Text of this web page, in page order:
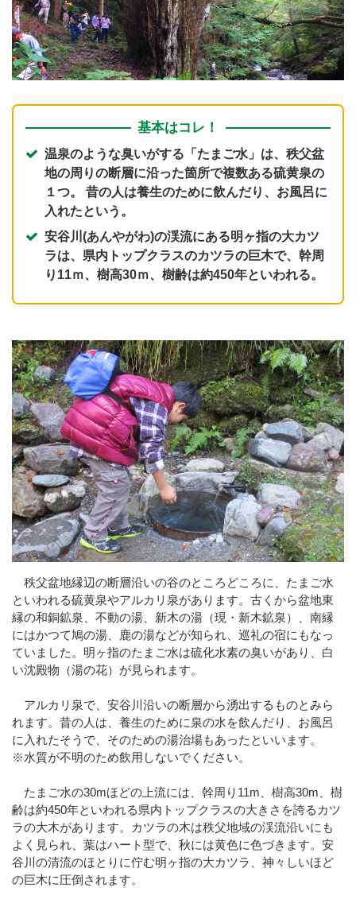
基本はコレ！
温泉のような臭いがする「たまご水」は、秩父盆
地の周りの断層に沿った箇所で複数ある硫黄泉の
１つ。 昔の人は養生のために飲んだり、お風呂に
入れたという。
安谷川(あんやがわ)の渓流にある明ヶ指の大カツ
ラは、県内トップクラスのカツラの巨木で、幹周
り11ｍ、樹高30ｍ、樹齢は約450年といわれる。
秩父盆地縁辺の断層沿いの谷のところどころに、たまご水
といわれる硫黄泉やアルカリ泉があります。古くから盆地東
縁の和銅鉱泉、不動の湯、新木の湯（現・新木鉱泉）、南縁
にはかつて鳩の湯、鹿の湯などが知られ、巡礼の宿にもなっ
ていました。明ヶ指のたまご水は硫化水素の臭いがあり、白
い沈殿物（湯の花）が見られます。
アルカリ泉で、安谷川沿いの断層から湧出するものとみら
れます。昔の人は、養生のために泉の水を飲んだり、お風呂
に入れたそうで、そのための湯治場もあったといいます。
※水質が不明のため飲用しないでください。
たまご水の30mほどの上流には、幹周り11m、樹高30m、樹
齢は約450年といわれる県内トップクラスの大きさを誇るカツ
ラの大木があります。カツラの木は秩父地域の渓流沿いにも
よく見られ、葉はハート型で、秋には黄色に色づきます。安
谷川の清流のほとりに佇む明ヶ指の大カツラ、神々しいほど
の巨木に圧倒されます。